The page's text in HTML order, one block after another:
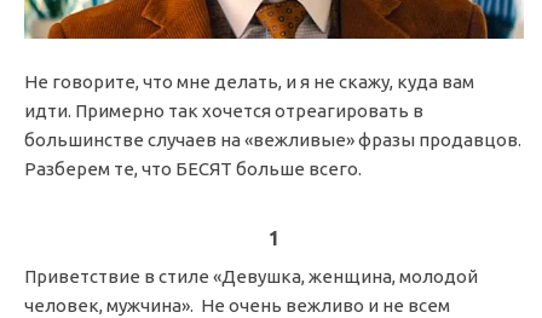
Не говорите, что мне делать, и я не скажу, куда вам
идти. Примерно так хочется отреагировать в
большинстве случаев на «вежливые» фразы продавцов.
Разберем те, что БЕСЯТ больше всего.
1
Приветствие в стиле «Девушка, женщина, молодой
человек, мужчина». Не очень вежливо и не всем